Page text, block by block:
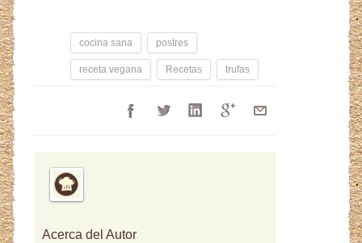
cocina sana postres
receta vegana Recetas trufas
Acerca del Autor